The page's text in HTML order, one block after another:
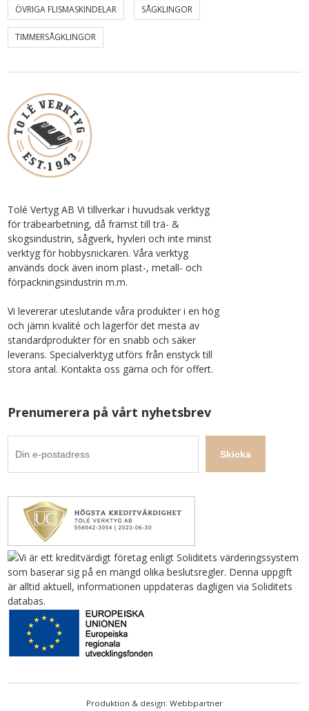
ÖVRIGA FLISMASKINDELAR SÅGKLINGOR
TIMMERSÅGKLINGOR
Tolé Vertyg AB Vi tillverkar i huvudsak verktyg
för träbearbetning, då främst till trä- &
skogsindustrin, sågverk, hyvleri och inte minst
verktyg för hobbysnickaren. Våra verktyg
används dock även inom plast-, metall- och
förpackningsindustrin m.m.
Vi levererar uteslutande våra produkter i en hög
och jämn kvalité och lagerför det mesta av
standardprodukter för en snabb och säker
leverans. Specialverktyg utförs från enstyck till
stora antal. Kontakta oss gärna och för offert.
Prenumerera på vårt nyhetsbrev
Produktion & design: Webbpartner